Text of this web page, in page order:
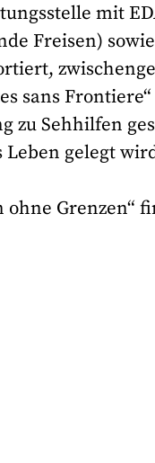
mit
Freisen)
sans
zu Sehhilfen
gelegt
Grenzen“